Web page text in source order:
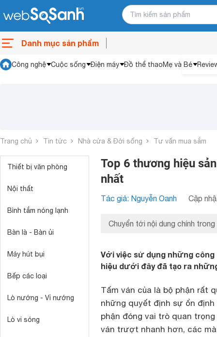
Danh mục sản phẩm
Công nghệ Cuộc sống Điện máy Đồ thể thaoMẹ và Bé
Trang chủ Tin tức Nhà cửa & Đời sống Tư vấn mua sắm
Thiết bị văn phòng
Nội thất
Bình tắm nóng lạnh
Bàn là - Bàn ủi
Máy hút bụi
Bếp các loại
Lò nướng - Vỉ nướng
Lò vi sóng
Top 6 thương hiệu
nhất
Tác giả: Nguyễn Oanh Cập
Chuyển tới nội dung chính trong
Với việc sử dụng những
hiệu dưới đây đã tạo ra
Tấm ván của là bộ phận rất
những quyết định sự ổn
phận đóng vai trò quan
ván trượt nhanh hơn, các